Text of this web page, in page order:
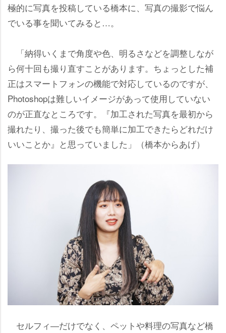
極的に写真を投稿している橋本に、写真の撮影で悩ん
でいる事を聞いてみると…。
「納得いくまで角度や色、明るさなどを調整しなが
ら何十回も撮り直すことがあります。ちょっとした補
正はスマートフォンの機能で対応しているのですが、
Photoshopは難しいイメージがあって使用していない
のが正直なところです。『加工された写真を最初から
撮れたり、撮った後でも簡単に加工できたらどれだけ
いいことか』と思っていました」（橋本からあげ）
セルフィ―だけでなく、ペットや料理の写真など橋